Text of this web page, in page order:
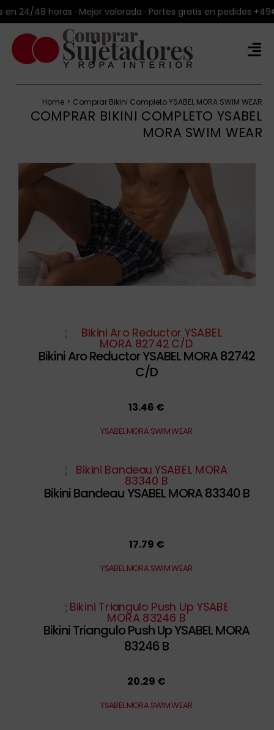
Saltar
al
contenido
48 horas · Mejor valorada · Portes gratis en pedidos +49€ ·
Tienda Online
Productos
Blog
Sobre Talla100®
Home Comprar Bikini Completo YSABEL MORA SWIM WEAR
COMPRAR BIKINI COMPLETO YSABEL
MORA SWIM WEAR
Bikini Aro Reductor YSABEL MORA 82742
C/D
13.46 €
YSABEL MORA SWIM WEAR
Bikini Bandeau YSABEL MORA 83340 B
17.79 €
YSABEL MORA SWIM WEAR
Bikini Triangulo Push Up YSABEL MORA
83246 B
20.29 €
YSABEL MORA SWIM WEAR